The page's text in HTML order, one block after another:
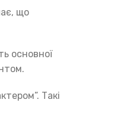
що
основної
Такі